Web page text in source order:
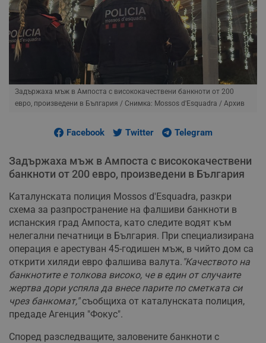
Задържаха мъж в Ампоста с висококачествени банкноти от 200
евро, произведени в България / Снимка: Mossos d'Esquadra / Архив
Facebook Twitter Telegram
Задържаха мъж в Ампоста с висококачествени
банкноти от 200 евро, произведени в България
Каталунската полиция Mossos d'Esquadra, разкри
схема за разпространение на фалшиви банкноти в
испанския град Ампоста, като следите водят към
нелегални печатници в България. При специализирана
операция е арестуван 45-годишен мъж, в чийто дом са
открити хиляди евро фалшива валута. "Качеството на
банкнотите е толкова високо, че в един от случаите
жертва дори успяла да внесе парите по сметката си
чрез банкомат,"съобщиха от каталунската полиция,
предаде Агенция "Фокус".
Според разследващите, заловените банкноти с